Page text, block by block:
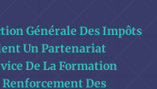
Générale Des Impôts
Un Partenariat
De La Formation
Renforcement Des